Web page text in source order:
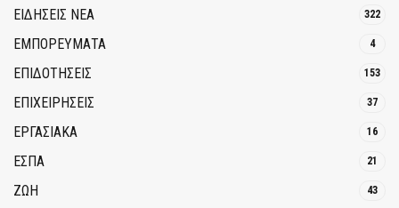
ΕΙΔΗΣΕΙΣ ΝΕΑ 322
ΕΜΠΟΡΕΥΜΑΤΑ 4
ΕΠΙΔΟΤΗΣΕΙΣ 153
ΕΠΙΧΕΙΡΗΣΕΙΣ 37
ΕΡΓΑΣΙΑΚΑ 16
ΕΣΠΑ 21
ΖΩΗ 43